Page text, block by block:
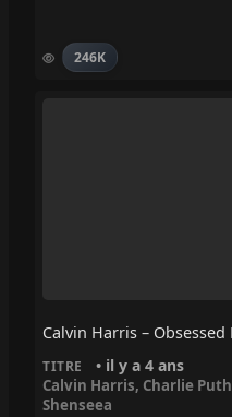
246K
TITRE • il y a 4 ans
Calvin Harris, Charlie Puth
Shenseea